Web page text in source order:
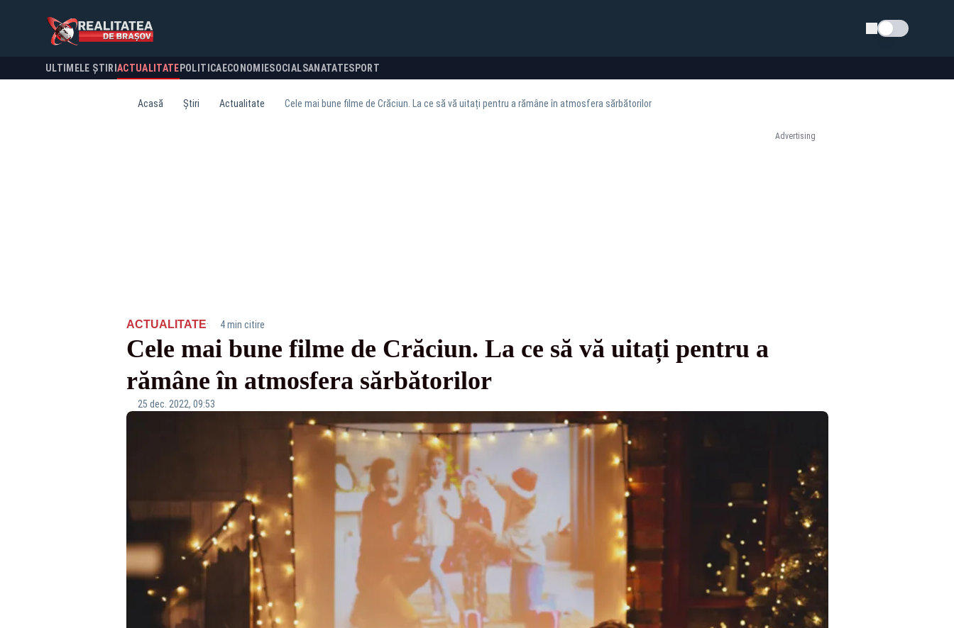
Schimba tema
ULTIMELE ȘTIRI ACTUALITATE POLITICA ECONOMIESOCIALSANATATESPORT
Acasă Știri Actualitate Cele mai bune filme de Crăciun. La ce să vă uitați pentru a rămâne în atmosfera sărbătorilor
Advertising
ACTUALITATE· 4 min citire
Cele mai bune filme de Crăciun. La ce să vă uitați pentru a
rămâne în atmosfera sărbătorilor
25 dec. 2022, 09:53